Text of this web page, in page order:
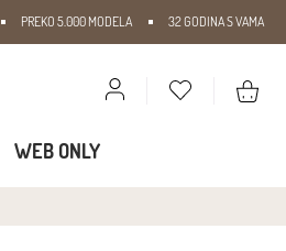
PREKO 5.000 MODELA 32 GODINA S VAMA
WEB ONLY